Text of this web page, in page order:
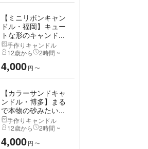
【ミニリボンキャン
ドル・福岡】キュー
トな形のキャンド...
手作りキャンドル
12歳から
2時間 ~
4,000円 〜
【カラーサンドキャ
ンドル・博多】まる
で本物の砂みたい...
手作りキャンドル
12歳から
2時間 ~
4,000円 〜